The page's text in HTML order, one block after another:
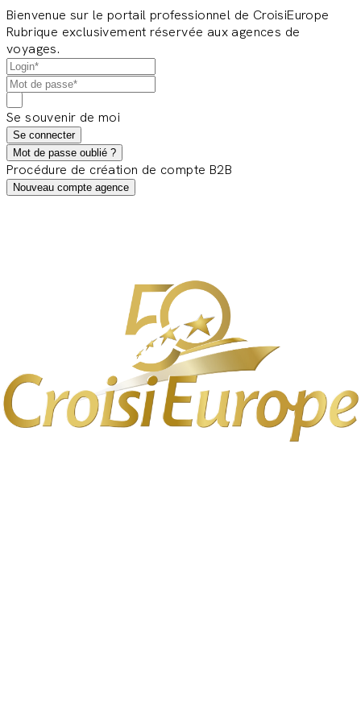
Bienvenue sur le portail professionnel de CroisiEurope
Rubrique exclusivement réservée aux agences de
voyages.
Se souvenir de moi
Se connecter
Mot de passe oublié ?
Procédure de création de compte B2B
Nouveau compte agence